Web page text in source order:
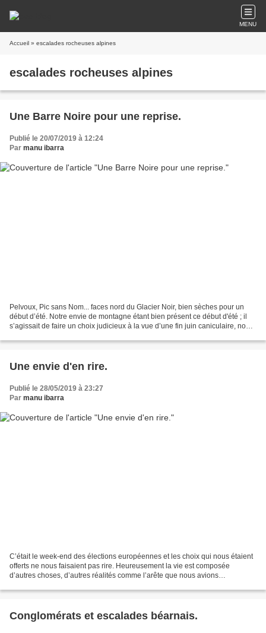
MENU
Accueil » escalades rocheuses alpines
escalades rocheuses alpines
Une Barre Noire pour une reprise.
Publié le 20/07/2019 à 12:24
Par manu ibarra
Pelvoux, Pic sans Nom... faces nord du Glacier Noir, bien sèches pour un
début d’été. Notre envie de montagne étant bien présent ce début d'été ; il
s’agissait de faire un choix judicieux à la vue d’une fin juin caniculaire, nous
Une envie d'en rire.
Publié le 28/05/2019 à 23:27
Par manu ibarra
C’était le week-end des élections européennes et les choix qui nous étaient
offerts ne nous faisaient pas rire. Heureusement la vie est composée
d’autres choses, d’autres réalités comme l’arête que nous avions
Conglomérats et escalades béarnais.